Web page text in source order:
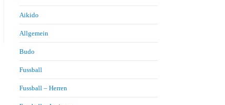
Aikido
Allgemein
Budo
Fussball
Fussball – Herren